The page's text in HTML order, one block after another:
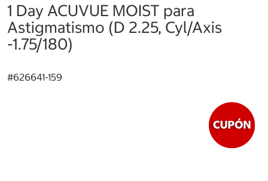
1 Day ACUVUE MOIST para
Astigmatismo (D 2.25, Cyl/Axis
-1.75/180)
#626641-159